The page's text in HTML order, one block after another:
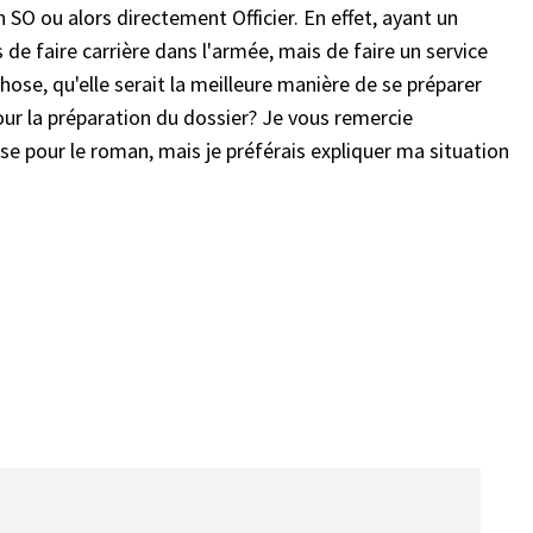
ou alors directement Officier. En effet, ayant un
faire carrière dans l'armée, mais de faire un service
qu'elle serait la meilleure manière de se préparer
la préparation du dossier? Je vous remercie
pour le roman, mais je préférais expliquer ma situation